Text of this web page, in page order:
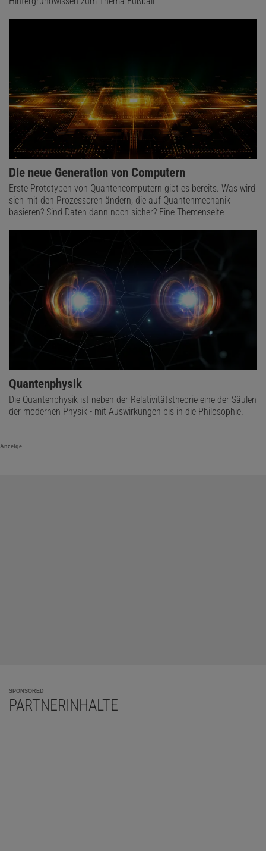
Die neue Generation von Computern
Erste Prototypen von Quantencomputern gibt es bereits. Was wird
sich mit den Prozessoren ändern, die auf Quantenmechanik
basieren? Sind Daten dann noch sicher? Eine Themenseite
Quantenphysik
Die Quantenphysik ist neben der Relativitätstheorie eine der Säulen
der modernen Physik - mit Auswirkungen bis in die Philosophie.
Anzeige
SPONSORED
PARTNERINHALTE